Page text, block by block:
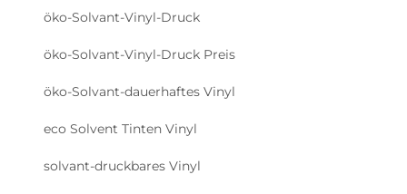
öko-Solvant-Vinyl-Druck
öko-Solvant-Vinyl-Druck Preis
öko-Solvant-dauerhaftes Vinyl
eco Solvent Tinten Vinyl
solvant-druckbares Vinyl